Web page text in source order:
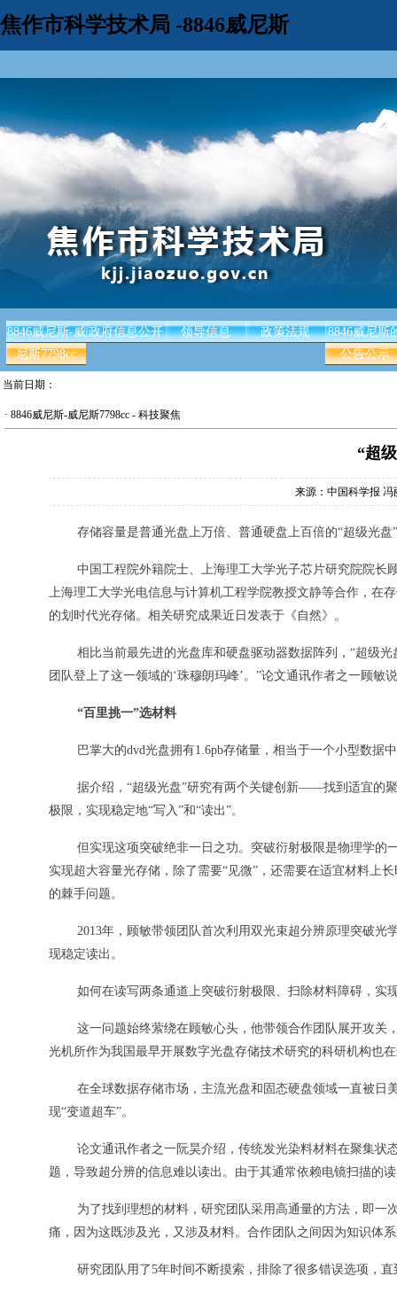
焦作市科学技术局 -8846威尼斯
8846威尼斯-威
尼斯7798cc
政府信息公开 领导信息 政策法规
8846威尼斯
公告公示
当前日期：
· 8846威尼斯-威尼斯7798cc - 科技聚焦
“超
来源：中国科学报
存储容量是普通光盘上万倍、普通硬盘上百倍的“超级光盘
中国工程院外籍院士、上海理工大学光子芯片研究院院长
上海理工大学光电信息与计算机工程学院教授文静等合作，在
的划时代光存储。相关研究成果近日发表于《自然》。
相比当前最先进的光盘库和硬盘驱动器数据阵列，“超级
团队登上了这一领域的‘珠穆朗玛峰’。”论文通讯作者之一顾敏
“百里挑一”选材料
巴掌大的dvd光盘拥有1.6pb存储量，相当于一个小型数据
据介绍，“超级光盘”研究有两个关键创新——找到适宜的
极限，实现稳定地“写入”和“读出”。
但实现这项突破绝非一日之功。突破衍射极限是物理学的
实现超大容量光存储，除了需要“见微”，还需要在适宜材料上
的棘手问题。
2013年，顾敏带领团队首次利用双光束超分辨原理突破
现稳定读出。
如何在读写两条通道上突破衍射极限、扫除材料障碍，实
这一问题始终萦绕在顾敏心头，他带领合作团队展开攻关
光机所作为我国最早开展数字光盘存储技术研究的科研机构也
在全球数据存储市场，主流光盘和固态硬盘领域一直被日
现“变道超车”。
论文通讯作者之一阮昊介绍，传统发光染料材料在聚集状
题，导致超分辨的信息难以读出。由于其通常依赖电镜扫描的
为了找到理想的材料，研究团队采用高通量的方法，即一
痛，因为这既涉及光，又涉及材料。合作团队之间因为知识体
研究团队用了5年时间不断摸索，排除了很多错误选项，